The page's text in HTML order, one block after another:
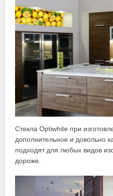
Стекла Optiwhite при
дополнительное и довольно
подходят для любых видов
дороже.